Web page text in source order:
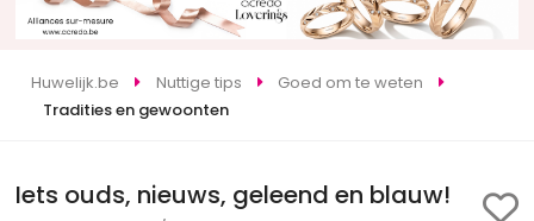
Huwelijk.be Nuttige tips
Goed om te weten
Tradities en gewoonten
Iets ouds, nieuws, geleend en blauw!